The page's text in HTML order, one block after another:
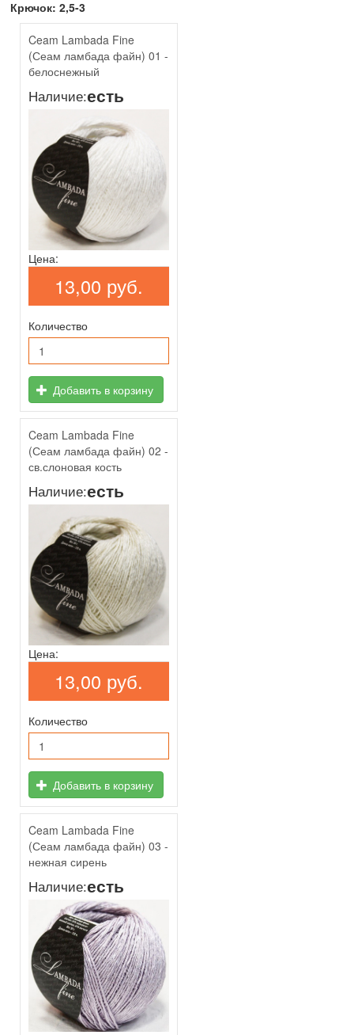
Крючок: 2,5-3
Ceam Lambada Fine
(Сеам ламбада файн) 01 -
белоснежный
Наличие:есть
Цена:
13,00 руб.
Количество
Добавить в корзину
Ceam Lambada Fine
(Сеам ламбада файн) 02 -
св.слоновая кость
Наличие:есть
Цена:
13,00 руб.
Количество
Добавить в корзину
Ceam Lambada Fine
(Сеам ламбада файн) 03 -
нежная сирень
Наличие:есть